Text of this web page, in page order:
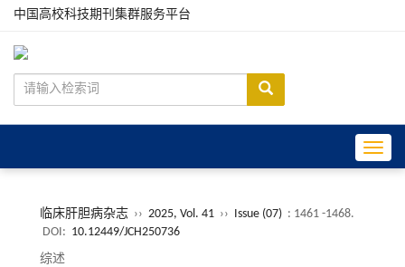
中国高校科技期刊集群服务平台
临床肝胆病杂志 ›› 2025, Vol. 41 ›› Issue (07) : 1461 -1468.
DOI: 10.12449/JCH250736
综述